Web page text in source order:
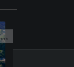
Gebäudekomplex des Augustinerinnenklosters mit Volkshochschule